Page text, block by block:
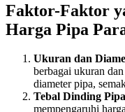
Faktor-Faktor
Harga Pipa
Ukuran dan
berbagai ukuran
diameter pipa,
Tebal Dinding Pipa
mempengaruhi